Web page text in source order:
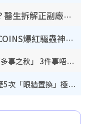
網傳公院改用內地/副廠藥？醫生拆解正副廠分別 揭4類人換藥隨時出事
怕蟲人士夏日救星！日本3COINS爆紅驅蟲神器$45起 1招「全程免觸碰」輕鬆搞定小強
立秋2026｜8月7日立秋進入「多事之秋」 3件事唔做得！專家教6招開運 清枱頭／銀包納氣接好運
颱風白海豚料周日襲浙江！經歷5次「眼牆置換」極罕見 成登陸內地最長途颱風